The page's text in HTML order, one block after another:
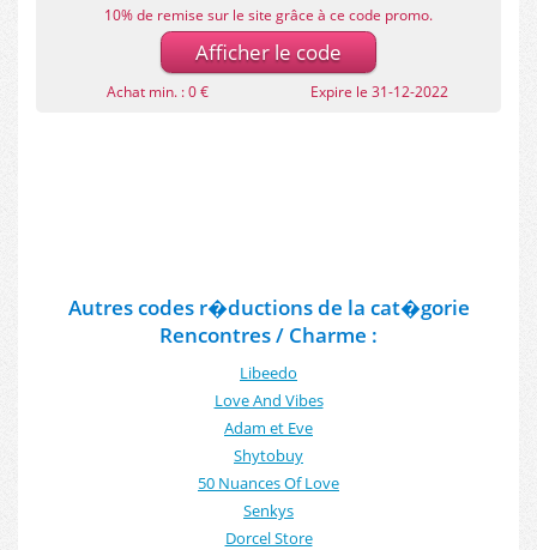
10% de remise sur le site grâce à ce code promo.
Afficher le code
Achat min. : 0 € Expire le 31-12-2022
Autres codes r�ductions de la cat�gorie
Rencontres / Charme :
Libeedo
Love And Vibes
Adam et Eve
Shytobuy
50 Nuances Of Love
Senkys
Dorcel Store